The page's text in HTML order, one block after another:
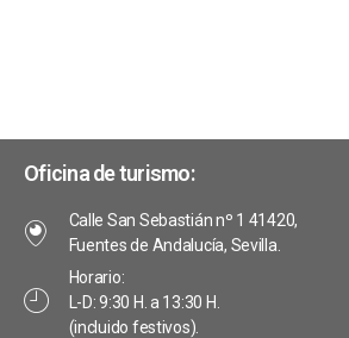
Oficina de turismo:
Calle San Sebastián nº 1 41420,
Fuentes de Andalucía, Sevilla.
Horario:
L-D: 9:30 H. a 13:30 H.
(incluido festivos).